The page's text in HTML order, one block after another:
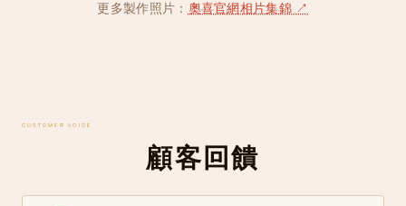
更多製作照片： 奧喜官網相片集錦 ↗
CUSTOMER VOICE
顧客回饋